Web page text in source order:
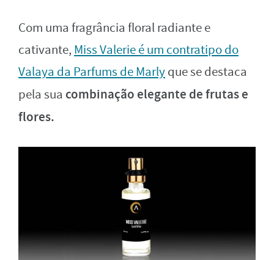
Com uma fragrância floral radiante e
cativante, Miss Valerie é um contratipo do
Valaya da Parfums de Marlyque se destaca
pela sua combinação elegante de frutas e
flores.